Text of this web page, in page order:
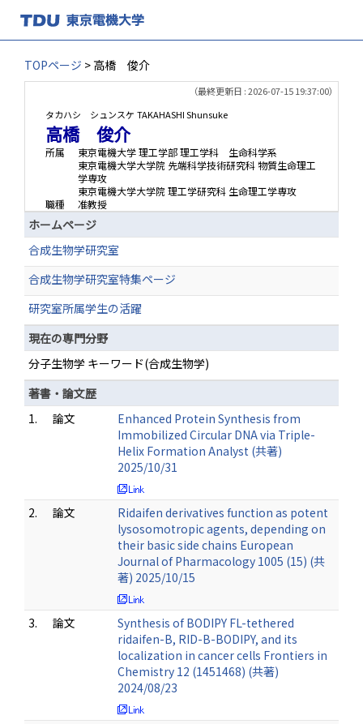
TOPページ > 高橋 俊介
（最終更新日 : 2026-07-15 19:37:00）
タカハシ シュンスケ TAKAHASHI Shunsuke
高橋 俊介
所属
東京電機大学 理工学部 理工学科 生命科学系
東京電機大学大学院 先端科学技術研究科 物質生命理工
学専攻
東京電機大学大学院 理工学研究科 生命理工学専攻
職種
准教授
ホームページ
合成生物学研究室
合成生物学研究室特集ページ
研究室所属学生の活躍
現在の専門分野
分子生物学 キーワード(合成生物学)
著書・論文歴
1.
論文
Enhanced Protein Synthesis from
Immobilized Circular DNA via Triple-
Helix Formation Analyst (共著)
2025/10/31
2. 論文
Ridaifen derivatives function as potent
lysosomotropic agents, depending on
their basic side chains European
Journal of Pharmacology 1005 (15) (共
著) 2025/10/15
3. 論文
Synthesis of BODIPY FL-tethered
ridaifen-B, RID-B-BODIPY, and its
localization in cancer cells Frontiers in
Chemistry 12 (1451468) (共著)
2024/08/23